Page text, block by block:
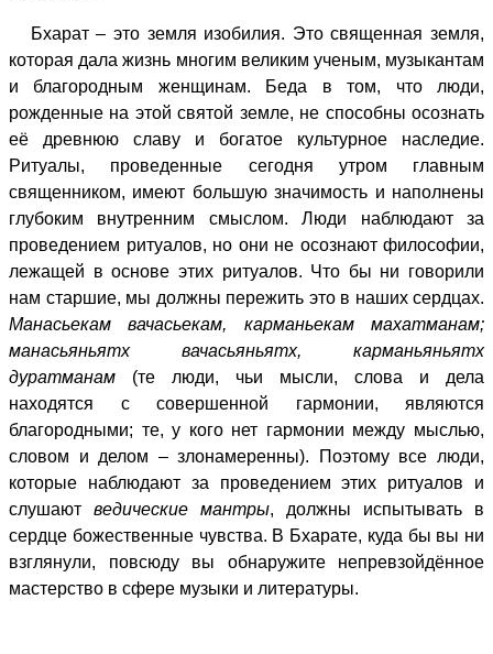
Бхарат – это земля изобилия. Это священная земля,
которая дала жизнь многим великим ученым, музыкантам
и благородным женщинам. Беда в том, что люди,
рожденные на этой святой земле, не способны осознать
её древнюю славу и богатое культурное наследие.
Ритуалы, проведенные сегодня утром главным
священником, имеют большую значимость и наполнены
глубоким внутренним смыслом. Люди наблюдают за
проведением ритуалов, но они не осознают философии,
лежащей в основе этих ритуалов. Что бы ни говорили
нам старшие, мы должны пережить это в наших сердцах.
Манасьекам вачасьекам, карманьекам махатманам;
манасьяньятх вачасьяньятх, карманьяньятх
дуратманам (те люди, чьи мысли, слова и дела
находятся с совершенной гармонии, являются
благородными; те, у кого нет гармонии между мыслью,
словом и делом – злонамеренны). Поэтому все люди,
которые наблюдают за проведением этих ритуалов и
слушают ведические мантры, должны испытывать в
сердце божественные чувства. В Бхарате, куда бы вы ни
взглянули, повсюду вы обнаружите непревзойдённое
мастерство в сфере музыки и литературы.